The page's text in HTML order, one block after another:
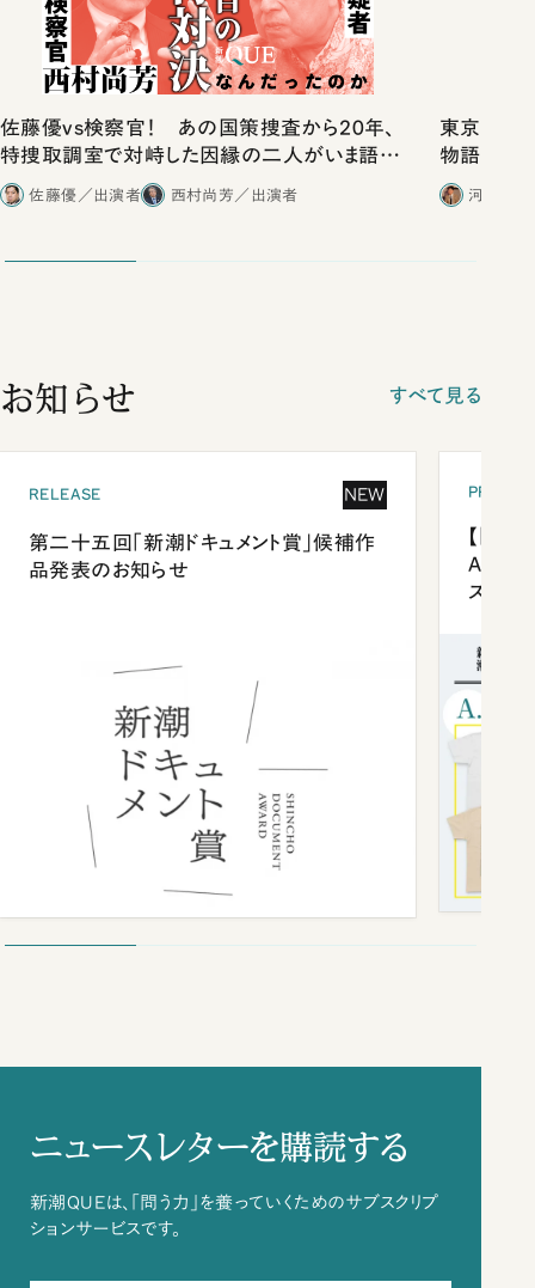
佐藤優vs検察官！ あの国策捜査から20年、
特捜取調室で対峙した因縁の二人がいま語り
合ったこと
佐藤優／出演者 西村尚芳／出演者
東京は都
物語」に
河野有
お知らせ すべて見る
RELEASE NEW
第二十五回「新潮ドキュメント賞」候補作
品発表のお知らせ
【「新
ズプレ
ニュースレターを購読する
新潮QUEは、「問う力」を養っていくためのサブスクリプ
ションサービスです。